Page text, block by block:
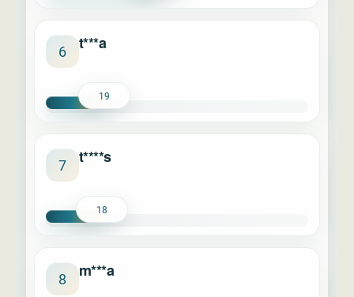
6 t***a
19
7 t****s
18
8 m***a